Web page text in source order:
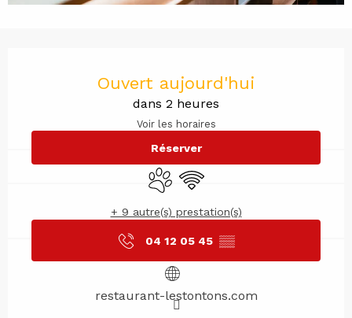
Ouvert aujourd'hui
dans 2 heures
Voir les horaires
Réserver
Animaux acceptés
WiFi
+ 9 autre(s) prestation(s)
04 12 05 45 ▒▒
restaurant-lestontons.com